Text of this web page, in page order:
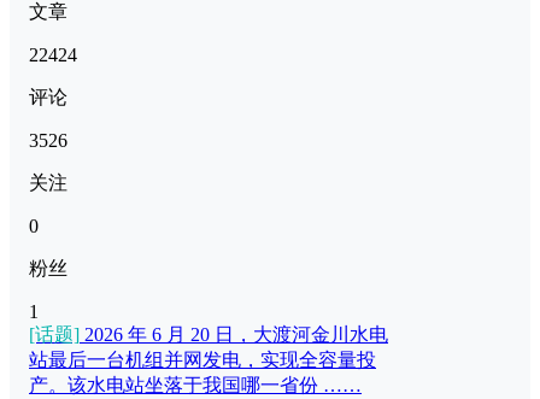
文章
22424
评论
3526
关注
0
粉丝
1
[话题] 2026 年 6 月 20 日，大渡河金川水电
站最后一台机组并网发电，实现全容量投
产。该水电站坐落于我国哪一省份 ……